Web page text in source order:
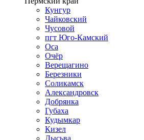
Кунгур
Чайковский
Чусовой
пгт Юго-Камский
Оса
Очёр
Верещагино
Березники
Соликамск
Александровск
Добрянка
Губаха
Кудымкар
Кизел
Лысьва